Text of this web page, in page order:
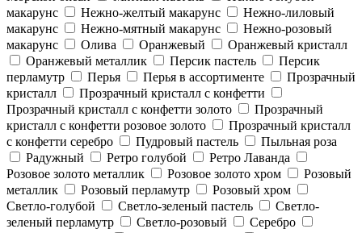
макарунс
Нежно-желтый макарунс
Нежно-лиловый
макарунс
Нежно-мятный макарунс
Нежно-розовый
макарунс
Олива Оранжевый
Оранжевый кристалл
Оранжевый металлик
Персик пастель
Персик
перламутр
Перья Перья в ассортименте
Прозрачный
кристалл
Прозрачный кристалл с конфетти
Прозрачный кристалл с конфетти золото
Прозрачный
кристалл с конфетти розовое золото
Прозрачный кристалл
с конфетти серебро
Пудровый пастель
Пыльная роза
Радужный
Ретро голубой
Ретро Лаванда
Розовое золото металлик
Розовое золото хром
Розовый
металлик
Розовый перламутр
Розовый хром
Светло-голубой
Светло-зеленый пастель
Светло-
зеленый перламутр
Светло-розовый
Серебро